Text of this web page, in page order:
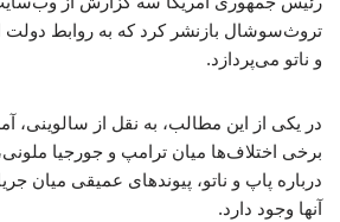
تروث‌سوشال بازنشر کرد که به روابط دولت او
و ناتو می‌پردازد.
در یکی از این مطالب، به نقل از سالوینی،
برخی اختلاف‌ها میان ترامپ و جورجیا
درباره پاپ و ناتو، پیوندهای عمیقی میان
آنها وجود دارد.